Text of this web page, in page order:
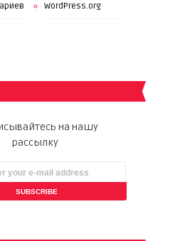
WordPress.org
на нашу
рассылку